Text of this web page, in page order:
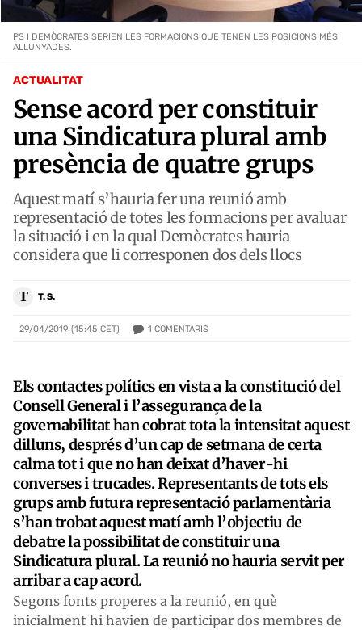
ACTUALITAT
Sense acord per constituir
una Sindicatura plural amb
presència de quatre grups
Aquest matí s’hauria fer una reunió amb
representació de totes les formacions per avaluar
la situació i en la qual Demòcrates hauria
considera que li corresponen dos dels llocs
T T. S.
29/04/2019 (15:45 CET) 1 COMENTARIS
PS I DEMÒCRATES SERIEN LES FORMACIONS QUE TENEN LES POSICIONS MÉS
ALLUNYADES.
Els contactes polítics en vista a la constitució del
Consell General i l’assegurança de la
governabilitat han cobrat tota la intensitat aquest
dilluns, després d’un cap de setmana de certa
calma tot i que no han deixat d’haver-hi
converses i trucades. Representants de tots els
grups amb futura representació parlamentària
s’han trobat aquest matí amb l’objectiu de
debatre la possibilitat de constituir una
Sindicatura plural. La reunió no hauria servit per
arribar a cap acord.
Segons fonts properes a la reunió, en què
inicialment hi havien de participar dos membres de